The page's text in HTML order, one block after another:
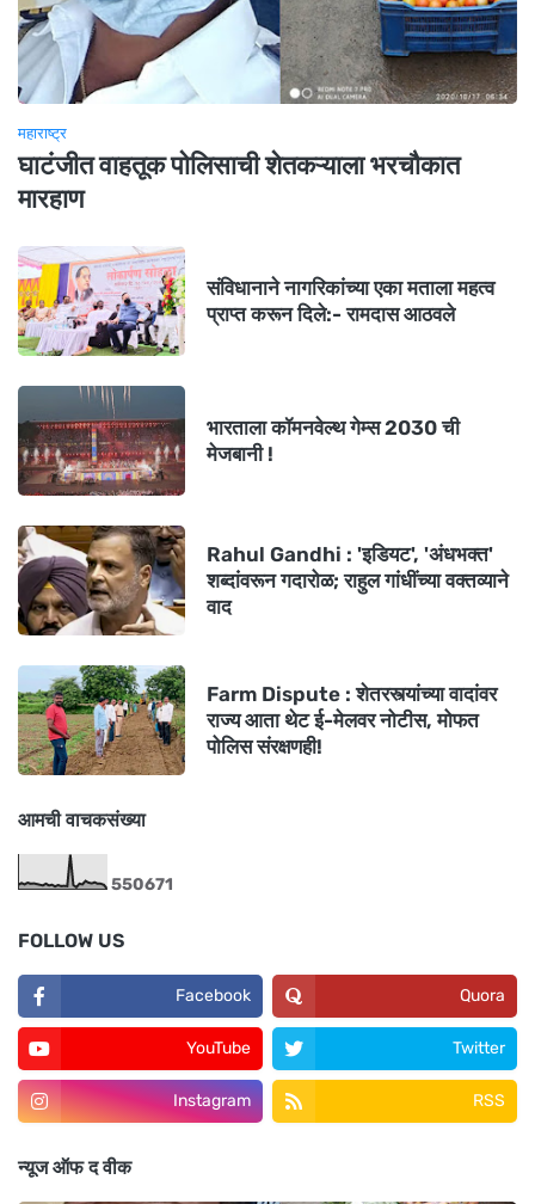
महाराष्ट्र
घाटंजीत वाहतूक पोलिसाची शेतकऱ्याला भरचौकात
मारहाण
संविधानाने नागरिकांच्या एका मताला महत्व
प्राप्त करून दिले:- रामदास आठवले
भारताला कॉमनवेल्थ गेम्स 2030 ची
मेजबानी !
Rahul Gandhi : 'इडियट', 'अंधभक्त'
शब्दांवरून गदारोळ; राहुल गांधींच्या वक्तव्याने
वाद
Farm Dispute : शेतरस्त्यांच्या वादांवर
राज्य आता थेट ई-मेलवर नोटीस, मोफत
पोलिस संरक्षणही!
आमची वाचकसंख्या
550671
FOLLOW US
Facebook Quora
YouTube Twitter
Instagram RSS
न्यूज ऑफ द वीक